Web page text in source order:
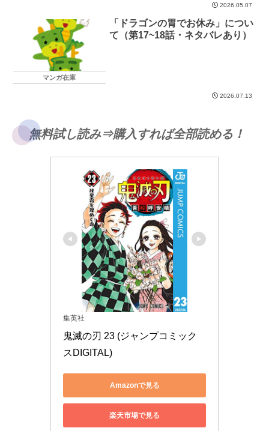
2026.05.07
マンガ在庫
「ドラゴンの胃でお休み」につい
て（第17~18話・ネタバレあり）
2026.07.13
無料試し読み⇒購入すれば全部読める！
集英社
鬼滅の刃 23 (ジャンプコミック
スDIGITAL)
Amazonで見る
楽天市場で見る